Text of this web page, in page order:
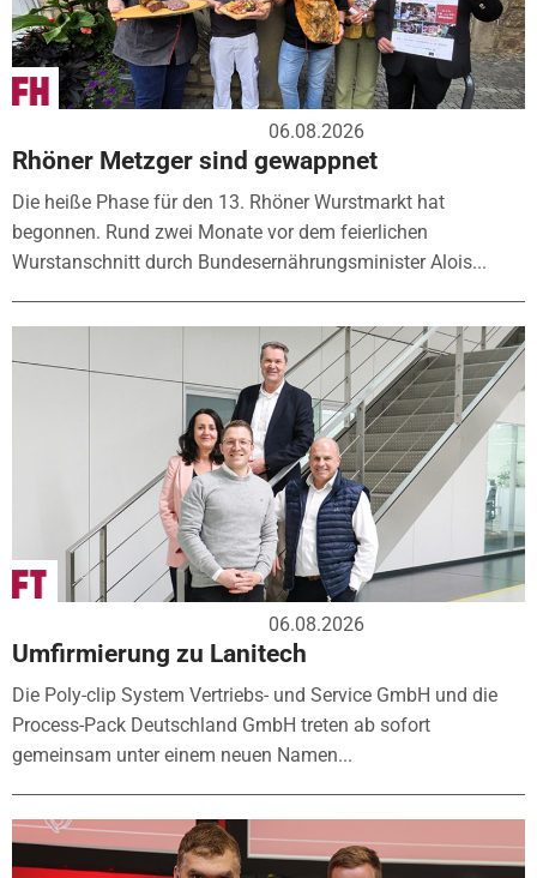
06.08.2026
Rhöner Metzger sind gewappnet
Die heiße Phase für den 13. Rhöner Wurstmarkt hat
begonnen. Rund zwei Monate vor dem feierlichen
Wurstanschnitt durch Bundesernährungsminister Alois...
06.08.2026
Umfirmierung zu Lanitech
Die Poly-clip System Vertriebs- und Service GmbH und die
Process-Pack Deutschland GmbH treten ab sofort
gemeinsam unter einem neuen Namen...